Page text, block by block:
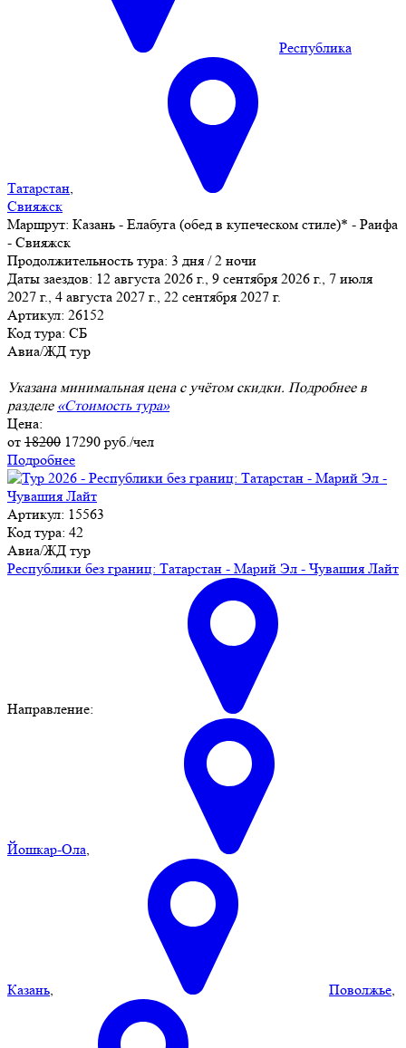
Республика
Татарстан
Свияжск
Маршрут: Казань - Елабуга (обед в купеческом стиле)* - Раифа
- Свияжск
Продолжительность тура: 3 дня / 2 ночи
Даты заездов: 12 августа 2026 г., 9 сентября 2026 г., 7 июля
2027 г., 4 августа 2027 г., 22 сентября 2027 г.
Артикул: 26152
Код тура: СБ
Авиа/ЖД тур
Указана минимальная цена с учётом скидки. Подробнее в
разделе «Стоимость тура»
Цена:
от 18200 17290 руб./чел
Подробнее
Артикул: 15563
Код тура: 42
Авиа/ЖД тур
Республики без границ: Татарстан - Марий Эл - Чувашия Лайт
Направление:
Йошкар-Ола
Казань Поволжье